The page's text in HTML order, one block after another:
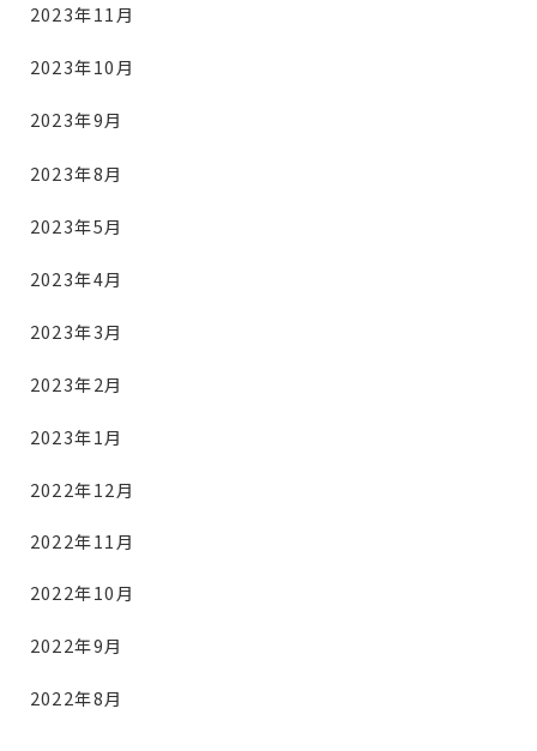
2023年11月
2023年10月
2023年9月
2023年8月
2023年5月
2023年4月
2023年3月
2023年2月
2023年1月
2022年12月
2022年11月
2022年10月
2022年9月
2022年8月